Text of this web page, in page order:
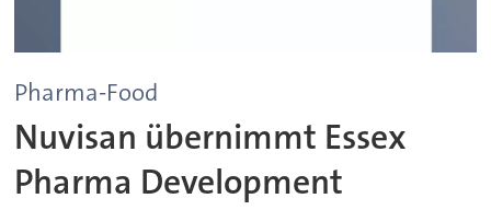
Pharma-Food
Nuvisan übernimmt Essex
Pharma Development